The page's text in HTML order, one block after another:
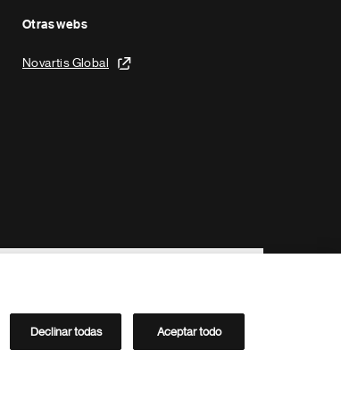
Otras webs
Novartis Global
Directorio de Novartis
Declinar todas Aceptar todo